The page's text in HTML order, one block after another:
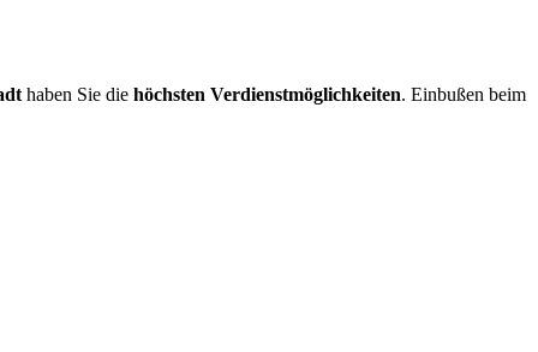
haben Sie die höchsten Verdienstmöglichkeiten. Einbußen beim